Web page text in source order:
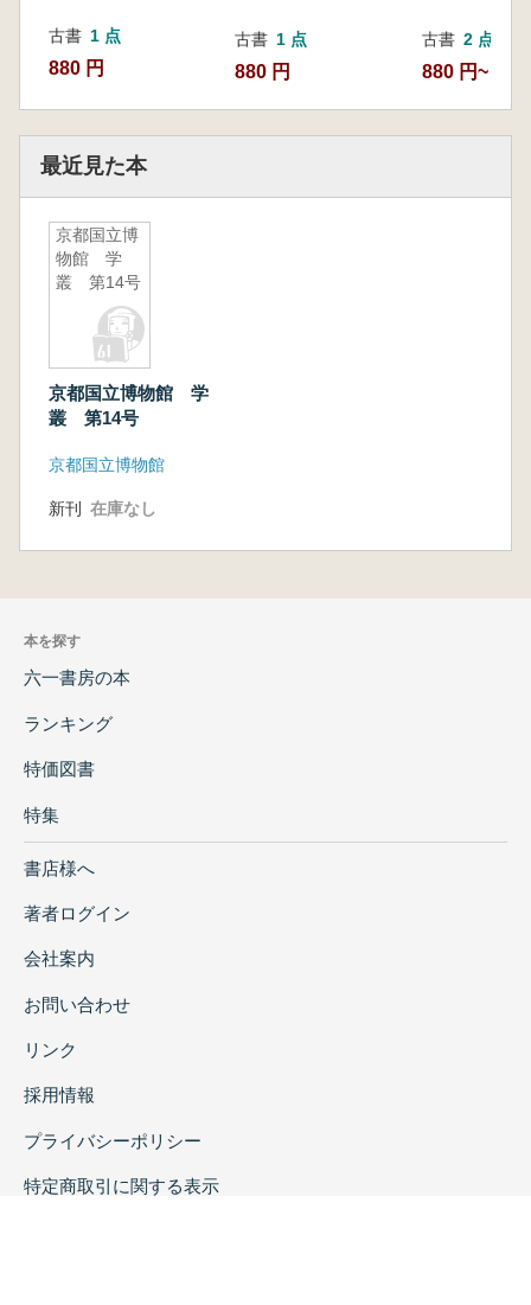
古書 1 点
880 円
古書 1 点
880 円
古書 2 点
880 円~
最近見た本
京都国立博
物館 学
叢 第14号
京都国立博物館 学
叢 第14号
京都国立博物館
新刊 在庫なし
本を探す
六一書房の本
ランキング
特価図書
特集
書店様へ
著者ログイン
会社案内
お問い合わせ
リンク
採用情報
プライバシーポリシー
特定商取引に関する表示